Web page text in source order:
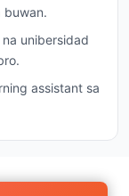
buwan.
unibersidad
assistant sa